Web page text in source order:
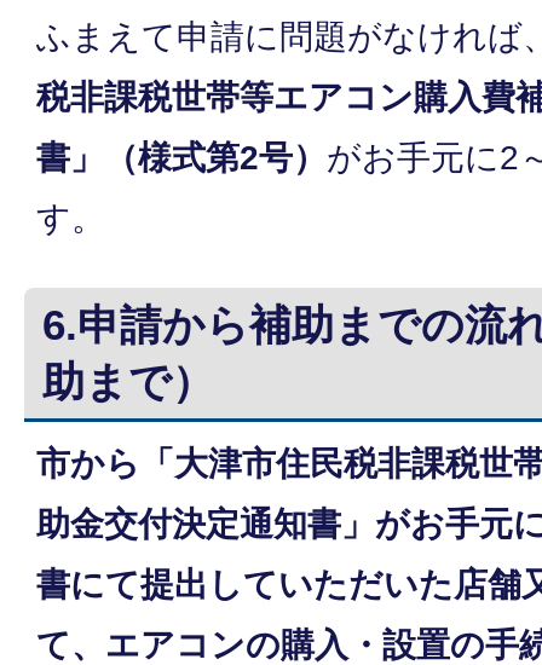
ふまえて申請に問題がなければ
税非課税世帯等エアコン購入費
書」（様式第2号） がお手元に2
す。
6.申請から補助までの流
助まで）
市から「大津市住民税非課税世
助金交付決定通知書」がお手元
書にて提出していただいた店舗
て、エアコンの購入・設置の手